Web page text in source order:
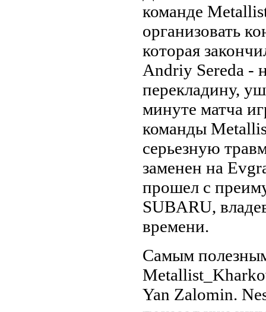
команде
организовать
которая
Andriy Sereda -
перекладину,
минуте матча
команды
серьезную
заменен на
прошел c
SUBARU,
времени.
Самым
Yan Zalomin.